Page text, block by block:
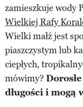
zamieszkuje wody
Wielkiej Rafy
Wielki małż jest
piaszczystym lub
ciepłych,
mówimy?
długości i mogą